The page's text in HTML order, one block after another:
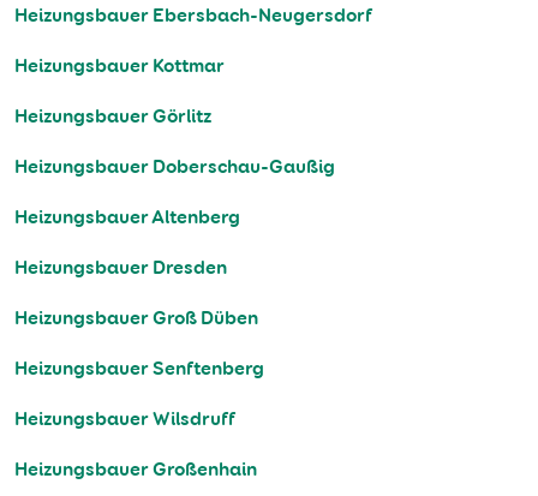
Heizungsbauer Ebersbach-Neugersdorf
Heizungsbauer Kottmar
Heizungsbauer Görlitz
Heizungsbauer Doberschau-Gaußig
Heizungsbauer Altenberg
Heizungsbauer Dresden
Heizungsbauer Groß Düben
Heizungsbauer Senftenberg
Heizungsbauer Wilsdruff
Heizungsbauer Großenhain